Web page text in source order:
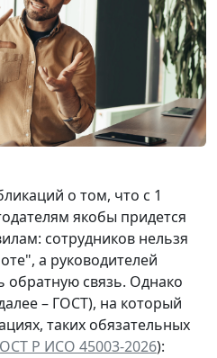
о том, что с 1
якобы придется
сотрудников нельзя
а руководителей
обратную связь. Однако
– ГОСТ), на который
таких обязательных
Р ИСО 45003-2026):